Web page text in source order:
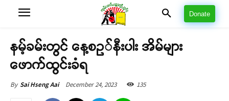
Donate
နမ့်ခမ်းတွင် နေ့စဥ်နီးပါး အိမ်များ
ဖောက်ထွင်းခံရ
By Sai Hseng Aai December 24, 2023 135